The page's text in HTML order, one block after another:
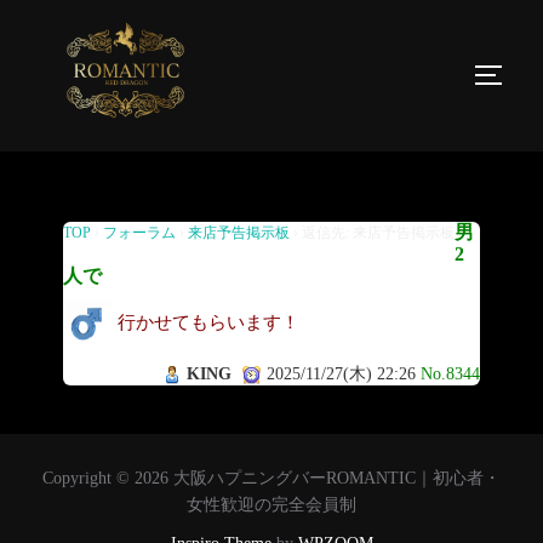
返信先: 来店予告掲示板
TOP フォーラム 来店予告掲示板
男
2
人で
行かせてもらいます！
KING 2025/11/27(木) 22:26 No.8344
Copyright © 2026 大阪ハプニングバーROMANTIC｜初心者・
女性歓迎の完全会員制